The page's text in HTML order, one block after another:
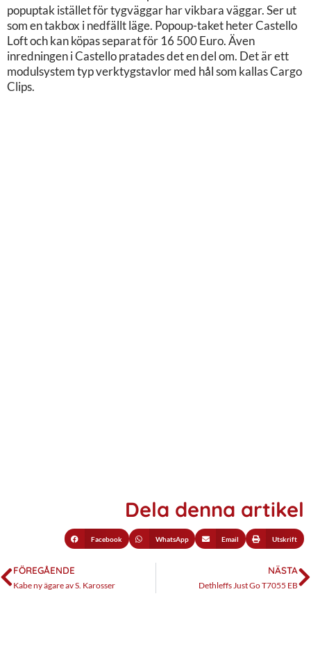
popuptak istället för tygväggar har vikbara väggar. Ser ut
som en takbox i nedfällt läge. Popoup-taket heter Castello
Loft och kan köpas separat för 16 500 Euro. Även
inredningen i Castello pratades det en del om. Det är ett
modulsystem typ verktygstavlor med hål som kallas Cargo
Clips.
Dela denna artikel
Facebook WhatsApp Email Utskrift
FÖREGÅENDE
Kabe ny ägare av S. Karosser
NÄSTA
Dethleffs Just Go T7055 EB